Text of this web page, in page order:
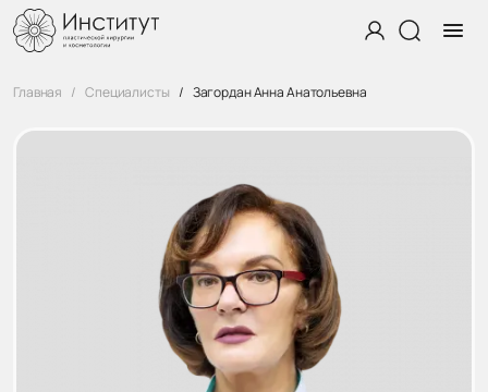
Главная Специалисты Загордан Анна Анатольевна